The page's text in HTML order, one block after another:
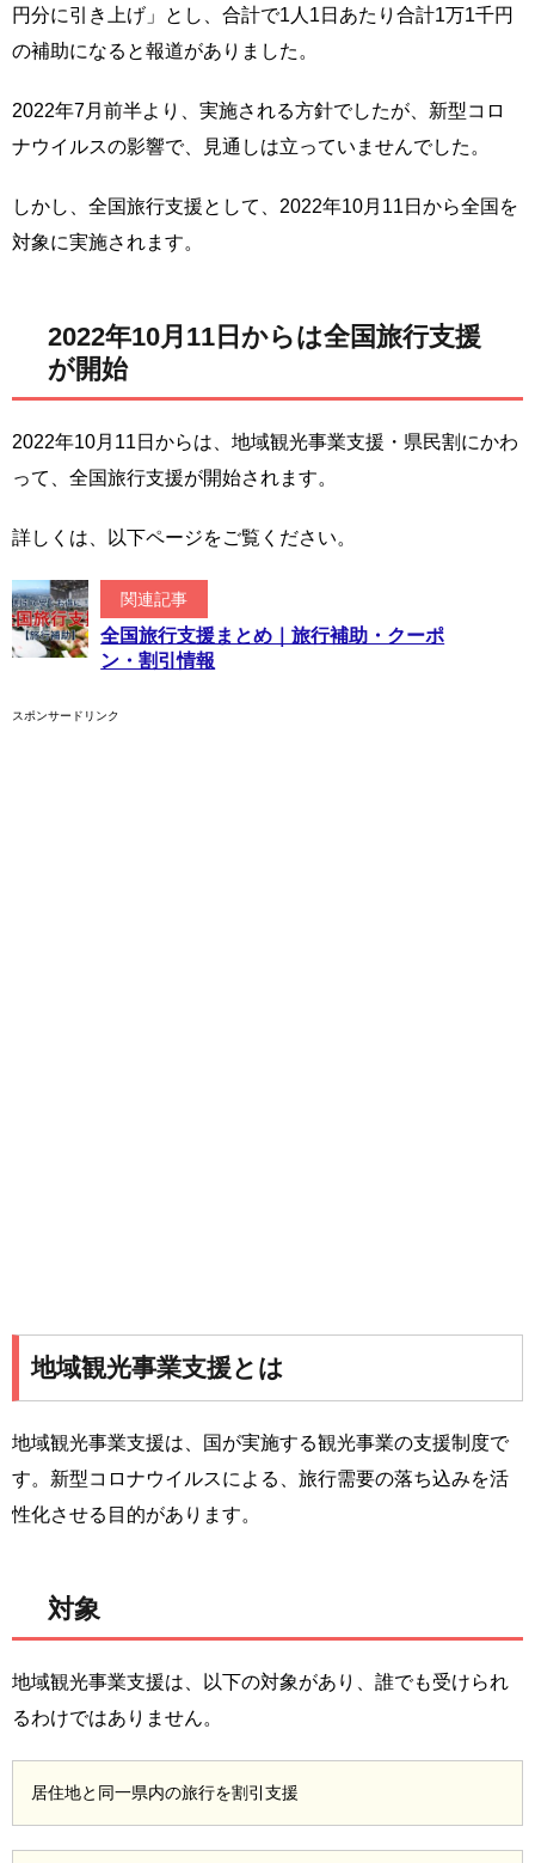
円分に引き上げ」とし、合計で1人1日あたり合計1万1千円
の補助になると報道がありました。
2022年7月前半より、実施される方針でしたが、新型コロ
ナウイルスの影響で、見通しは立っていませんでした。
しかし、全国旅行支援として、2022年10月11日から全国を
対象に実施されます。
2022年10月11日からは全国旅行支援
が開始
2022年10月11日からは、地域観光事業支援・県民割にかわ
って、全国旅行支援が開始されます。
詳しくは、以下ページをご覧ください。
関連記事
全国旅行支援まとめ｜旅行補助・クーポ
ン・割引情報
スポンサードリンク
地域観光事業支援とは
地域観光事業支援は、国が実施する観光事業の支援制度で
す。新型コロナウイルスによる、旅行需要の落ち込みを活
性化させる目的があります。
対象
地域観光事業支援は、以下の対象があり、誰でも受けられ
るわけではありません。
居住地と同一県内の旅行を割引支援